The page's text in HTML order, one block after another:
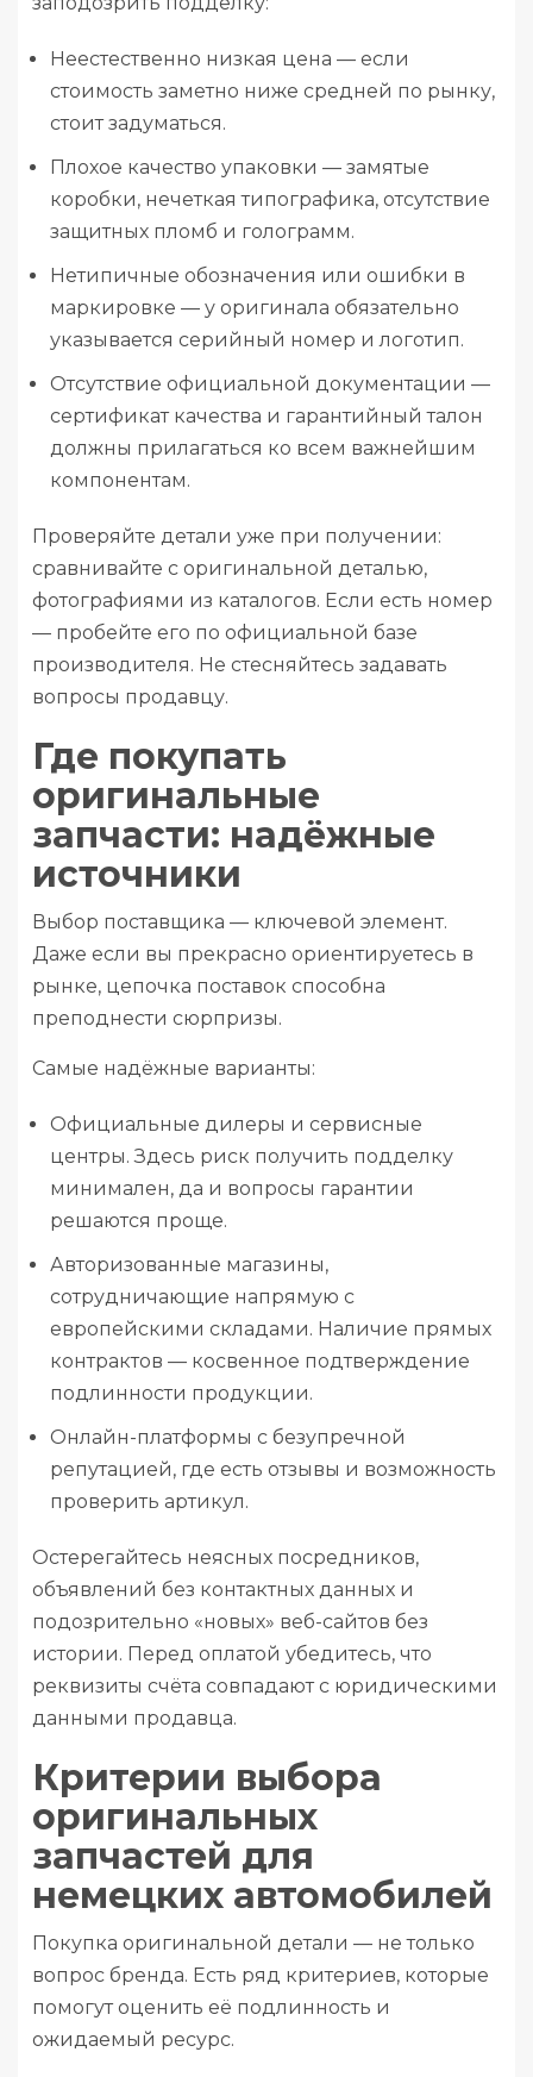
Неестественно низкая цена — если
стоимость заметно ниже средней по рынку,
стоит задуматься.
Плохое качество упаковки — замятые
коробки, нечеткая типографика, отсутствие
защитных пломб и голограмм.
Нетипичные обозначения или ошибки в
маркировке — у оригинала обязательно
указывается серийный номер и логотип.
Отсутствие официальной документации —
сертификат качества и гарантийный талон
должны прилагаться ко всем важнейшим
компонентам.
Проверяйте детали уже при получении:
сравнивайте с оригинальной деталью,
фотографиями из каталогов. Если есть номер
— пробейте его по официальной базе
производителя. Не стесняйтесь задавать
вопросы продавцу.
Где покупать
оригинальные
запчасти: надёжные
источники
Выбор поставщика — ключевой элемент.
Даже если вы прекрасно ориентируетесь в
рынке, цепочка поставок способна
преподнести сюрпризы.
Самые надёжные варианты:
Официальные дилеры и сервисные
центры. Здесь риск получить подделку
минимален, да и вопросы гарантии
решаются проще.
Авторизованные магазины,
сотрудничающие напрямую с
европейскими складами. Наличие прямых
контрактов — косвенное подтверждение
подлинности продукции.
Онлайн-платформы с безупречной
репутацией, где есть отзывы и возможность
проверить артикул.
Остерегайтесь неясных посредников,
объявлений без контактных данных и
подозрительно «новых» веб-сайтов без
истории. Перед оплатой убедитесь, что
реквизиты счёта совпадают с юридическими
данными продавца.
Критерии выбора
оригинальных
запчастей для
немецких автомобилей
Покупка оригинальной детали — не только
вопрос бренда. Есть ряд критериев, которые
помогут оценить её подлинность и
ожидаемый ресурс.